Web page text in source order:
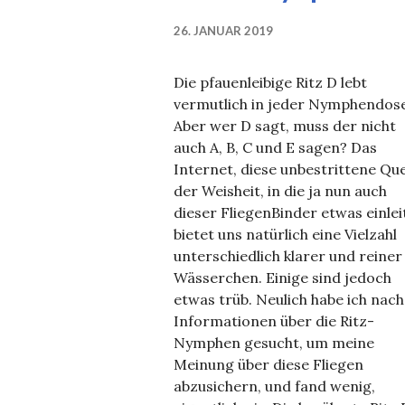
26. JANUAR 2019
Die pfauenleibige Ritz D lebt
vermutlich in jeder
Aber wer D sagt, muss der nicht
auch A, B, C und E sagen? Das
Internet, diese unbestrittene
der Weisheit, in die ja nun auch
dieser FliegenBinder etwas
bietet uns natürlich eine Vielzahl
unterschiedlich klarer und reiner
Wässerchen. Einige sind jedoch
etwas trüb. Neulich habe ich nach
Informationen über die Ritz-
Nymphen gesucht, um meine
Meinung über diese Fliegen
abzusichern, und fand wenig,